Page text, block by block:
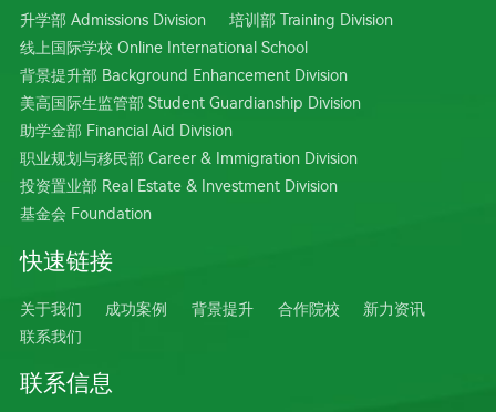
升学部 Admissions Division
培训部 Training Division
线上国际学校 Online International School
背景提升部 Background Enhancement Division
美高国际生监管部 Student Guardianship Division
助学金部 Financial Aid Division
职业规划与移民部 Career & Immigration Division
投资置业部 Real Estate & Investment Division
基金会 Foundation
快速链接
关于我们 成功案例 背景提升 合作院校
新力资讯
联系我们
联系信息